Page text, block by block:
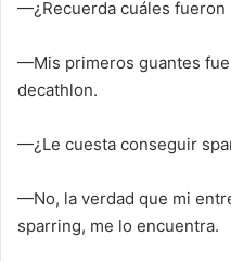
—¿Recuerda cuáles fueron
—Mis primeros guantes
decathlon.
—¿Le cuesta conseguir
—No, la verdad que mi
sparring, me lo encuentra.